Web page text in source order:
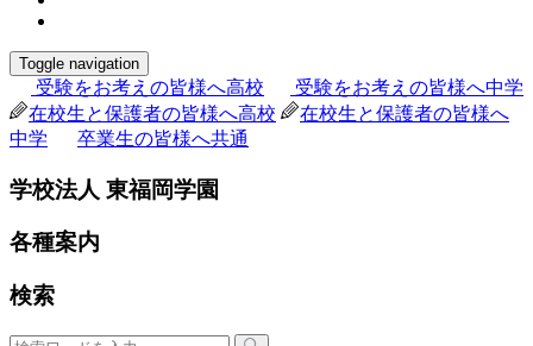
Toggle navigation
受験をお考えの皆様へ高校 受験をお考えの皆様へ中学
在校生と保護者の皆様へ高校
在校生と保護者の皆様へ
中学
卒業生の皆様へ共通
学校法人 東福岡学園
各種案内
検索